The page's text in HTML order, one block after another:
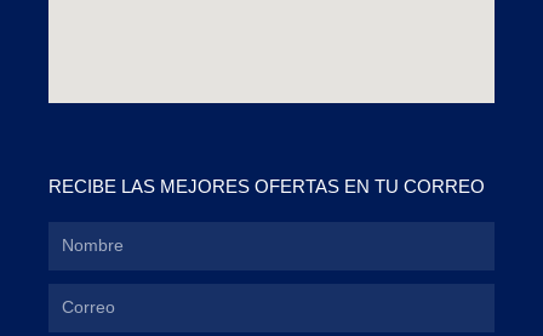
RECIBE LAS MEJORES OFERTAS EN TU CORREO